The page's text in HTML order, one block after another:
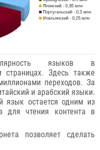
языков в
страницах. Здесь также
переходов. За
и арабский языки.
язык остается одним из
для чтения контента в
позволяет сделать